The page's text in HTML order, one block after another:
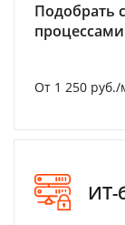
Подобрать
От 1 250 руб./
ИТ-